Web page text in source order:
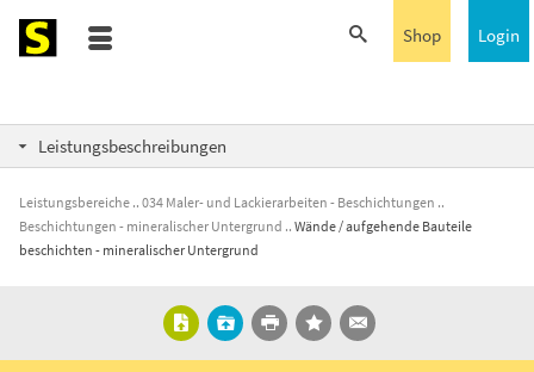
Login
Shop
Leistungsbeschreibungen
Leistungsbereiche
034 Maler- und Lackierarbeiten - Beschichtungen
Beschichtungen - mineralischer Untergrund
Wände / aufgehende Bauteile
beschichten - mineralischer Untergrund